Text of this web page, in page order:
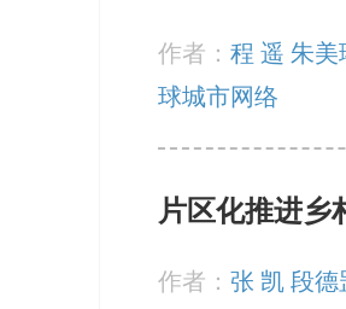
作者：程 遥 朱美
球城市网络
片区化推进乡
作者：张 凯 段德